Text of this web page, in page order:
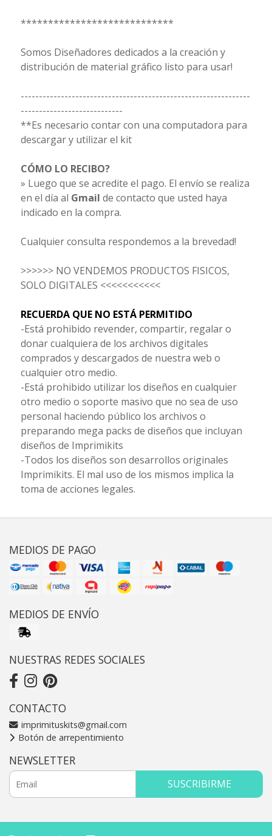
****************************
Somos Diseñadores dedicados a la creación y
distribución de material gráfico listo para usar!
---------------------------------------------------------------
----------------------------
**Es necesario contar con una computadora para
descargar y utilizar el kit
CÓMO LO RECIBO?
» Luego que se acredite el pago. El envío se realiza
en el día al Gmail de contacto que usted haya
indicado en la compra.
Cualquier consulta respondemos a la brevedad!
>>>>>> NO VENDEMOS PRODUCTOS FISICOS,
SOLO DIGITALES <<<<<<<<<<<
RECUERDA QUE NO ESTÁ PERMITIDO
-Está prohibido revender, compartir, regalar o
donar cualquiera de los archivos digitales
comprados y descargados de nuestra web o
cualquier otro medio.
-Está prohibido utilizar los diseños en cualquier
otro medio o soporte masivo que no sea de uso
personal haciendo público los archivos o
preparando mega packs de diseños que incluyan
diseños de Imprimikits
-Todos los diseños son desarrollos originales
Imprimikits. El mal uso de los mismos implica la
toma de acciones legales.
MEDIOS DE PAGO
MEDIOS DE ENVÍO
NUESTRAS REDES SOCIALES
CONTACTO
imprimituskits@gmail.com
Botón de arrepentimiento
NEWSLETTER
SUSCRIBIRME